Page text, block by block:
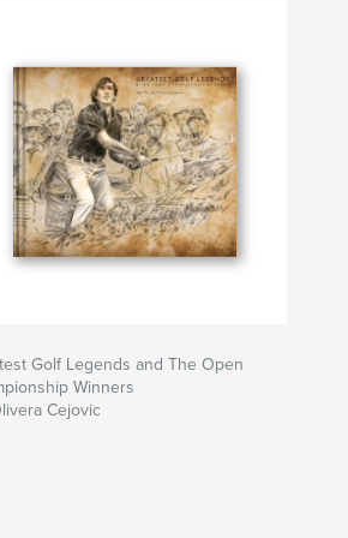
Golf Legends and The Open
Winners
Cejovic